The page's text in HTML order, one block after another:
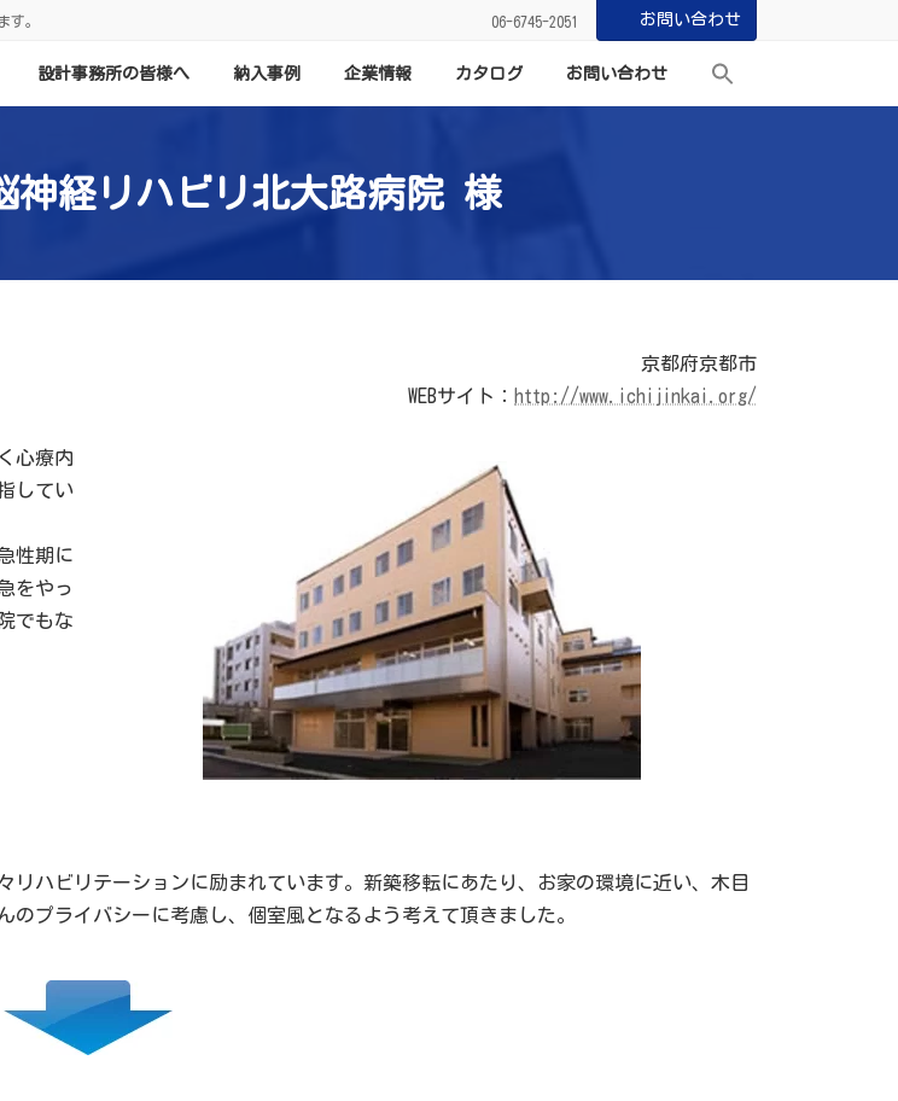
す。 06-6745-2051 お問い合わせ
設計事務所の皆様へ 納入事例 企業情報 カタログ お問い合わせ
経リハビリ北大路病院 様
京都府京都市
WEBサイト： http://www.ichijinkai.org/
心療内
してい
性期に
をやっ
でもな
ハビリテーションに励まれています。新築移転にあたり、お家の環境に近い、木目
プライバシーに考慮し、個室風となるよう考えて頂きました。